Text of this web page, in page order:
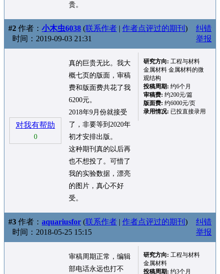
贵。
#2 作者： 小木虫6038 (联系作者 | 作者点评过的期刊 )
时间：2019-09-03 21:31
纠错
举报
对我有帮助
0
真的巨贵无比。我大
概七页的版面，审稿
费和版面费共花了我
6200元。
2018年9月份就接受
了，非要等到2020年
初才安排出版。
这种期刊真的以后再
也不想投了。可惜了
我的实验数据，漂亮
的图片，真心不好
受。
研究方向: 工程与材料
金属材料 金属材料的微
观结构
投稿周期: 约6个月
审稿费: 约200元/篇
版面费: 约6000元/页
录用情况: 已投直接录用
#3 作者： aquariusfor (联系作者 | 作者点评过的期刊 )
时间：2018-05-25 15:15
纠错
举报
审稿周期正常，编辑
部电话永远也打不
研究方向: 工程与材料
金属材料
投稿周期: 约3个月